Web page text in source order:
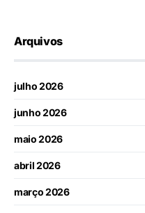
Arquivos
julho 2026
junho 2026
maio 2026
abril 2026
março 2026